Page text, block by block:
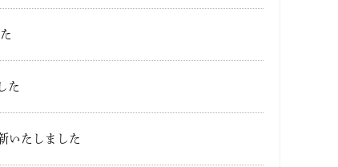
た
いたしました